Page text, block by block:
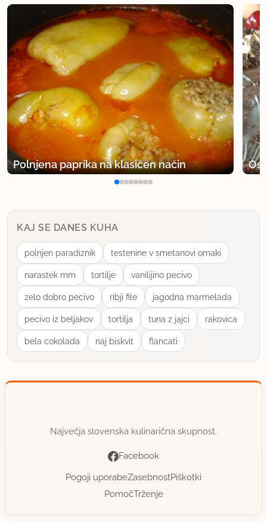
Polnjena paprika na klasičen način
KAJ SE DANES KUHA
polnjen paradiznik testenine v smetanovi omaki
narastek mm tortilje vanilijino pecivo
zelo dobro pecivo ribji file jagodna marmelada
pecivo iz beljakov tortilja tuna z jajci rakovica
bela cokolada naj biskvit flancati
Največja slovenska kulinarična skupnost.
Facebook
Pogoji uporabeZasebnostPiškotki
PomočTrženje